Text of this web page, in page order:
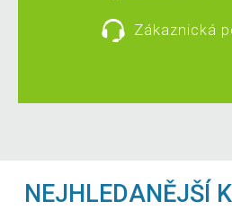
Zákaznická
NEJHLEDANĚJŠÍ